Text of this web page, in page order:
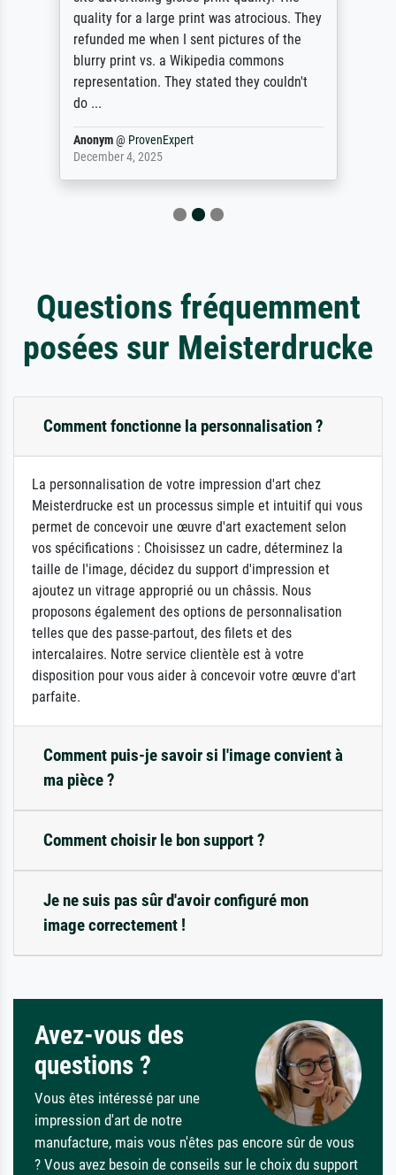
quality for a large print was atrocious. They
refunded me when I sent pictures of the
blurry print vs. a Wikipedia commons
representation. They stated they couldn't
do ...
Anonym@ ProvenExpert
December 4, 2025
Questions fréquemment
posées sur Meisterdrucke
Comment fonctionne la personnalisation ?
La personnalisation de votre impression d'art chez
Meisterdrucke est un processus simple et intuitif qui vous
permet de concevoir une œuvre d'art exactement selon
vos spécifications : Choisissez un cadre, déterminez la
taille de l'image, décidez du support d'impression et
ajoutez un vitrage approprié ou un châssis. Nous
proposons également des options de personnalisation
telles que des passe-partout, des filets et des
intercalaires. Notre service clientèle est à votre
disposition pour vous aider à concevoir votre œuvre d'art
parfaite.
Comment puis-je savoir si l'image convient à
ma pièce ?
Comment choisir le bon support ?
Je ne suis pas sûr d'avoir configuré mon
image correctement !
Avez-vous des
questions ?
Vous êtes intéressé par une
impression d'art de notre
manufacture, mais vous n'êtes pas encore sûr de vous
? Vous avez besoin de conseils sur le choix du support